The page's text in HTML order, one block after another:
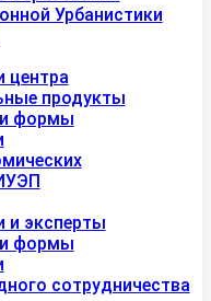
Урбанистики
центра
продукты
и формы
и эксперты
и формы
сотрудничества